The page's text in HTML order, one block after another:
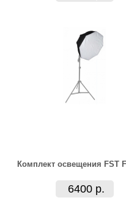
Комплект освещения FST
6400 р.